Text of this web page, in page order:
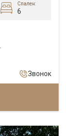
Спален:
6
Звонок